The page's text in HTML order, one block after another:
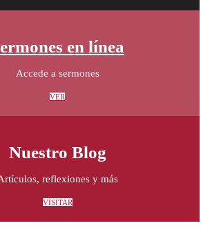
en línea
Accede a sermones
VER
Nuestro Blog
reflexiones y más
VISITAR